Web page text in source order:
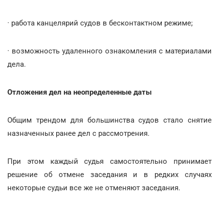
· работа канцелярий судов в бесконтактном режиме;
· возможность удаленного ознакомления с материалами
дела.
Отложения дел на неопределенные даты
Общим трендом для большинства судов стало снятие
назначенных ранее дел с рассмотрения.
При этом каждый судья самостоятельно принимает
решение об отмене заседания и в редких случаях
некоторые судьи все же не отменяют заседания.